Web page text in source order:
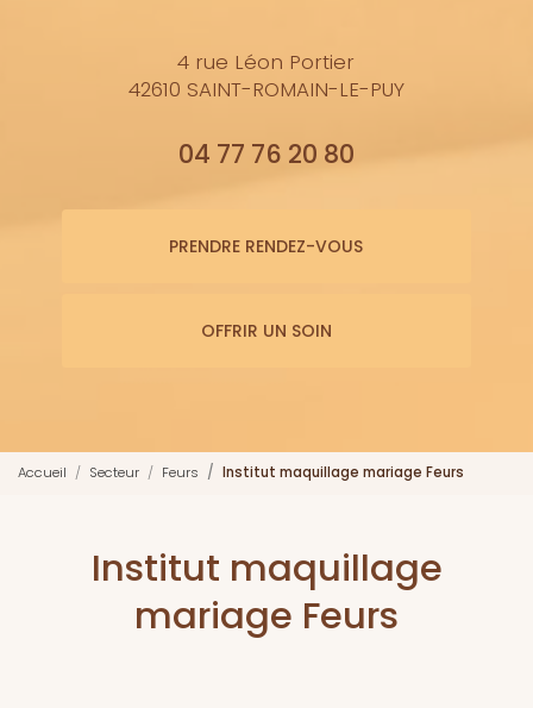
4 rue Léon Portier
42610 SAINT-ROMAIN-LE-PUY
04 77 76 20 80
PRENDRE RENDEZ-VOUS
OFFRIR UN SOIN
Accueil Secteur Feurs Institut maquillage mariage Feurs
Institut maquillage
mariage Feurs